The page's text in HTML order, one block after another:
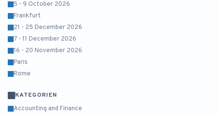
5 - 9 October 2026
Frankfurt
21 - 25 December 2026
7 - 11 December 2026
16 - 20 November 2026
Paris
Rome
KATEGORIEN
Accounting and Finance